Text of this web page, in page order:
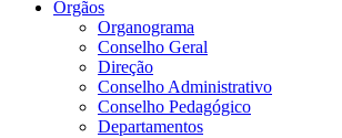
Orgãos
Organograma
Conselho Geral
Direção
Conselho Administrativo
Conselho Pedagógico
Departamentos